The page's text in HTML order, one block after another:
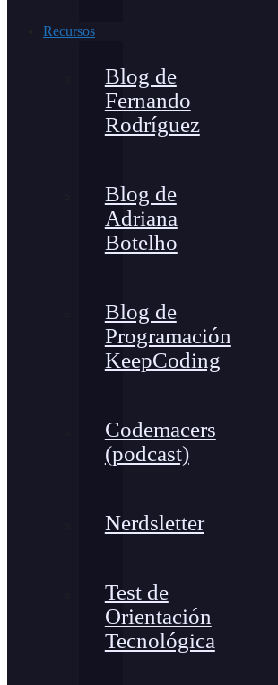
Recursos
Blog de
Fernando
Rodríguez
Blog de
Adriana
Botelho
Blog de
Programación
KeepCoding
Codemacers
(podcast)
Nerdsletter
Test de
Orientación
Tecnológica